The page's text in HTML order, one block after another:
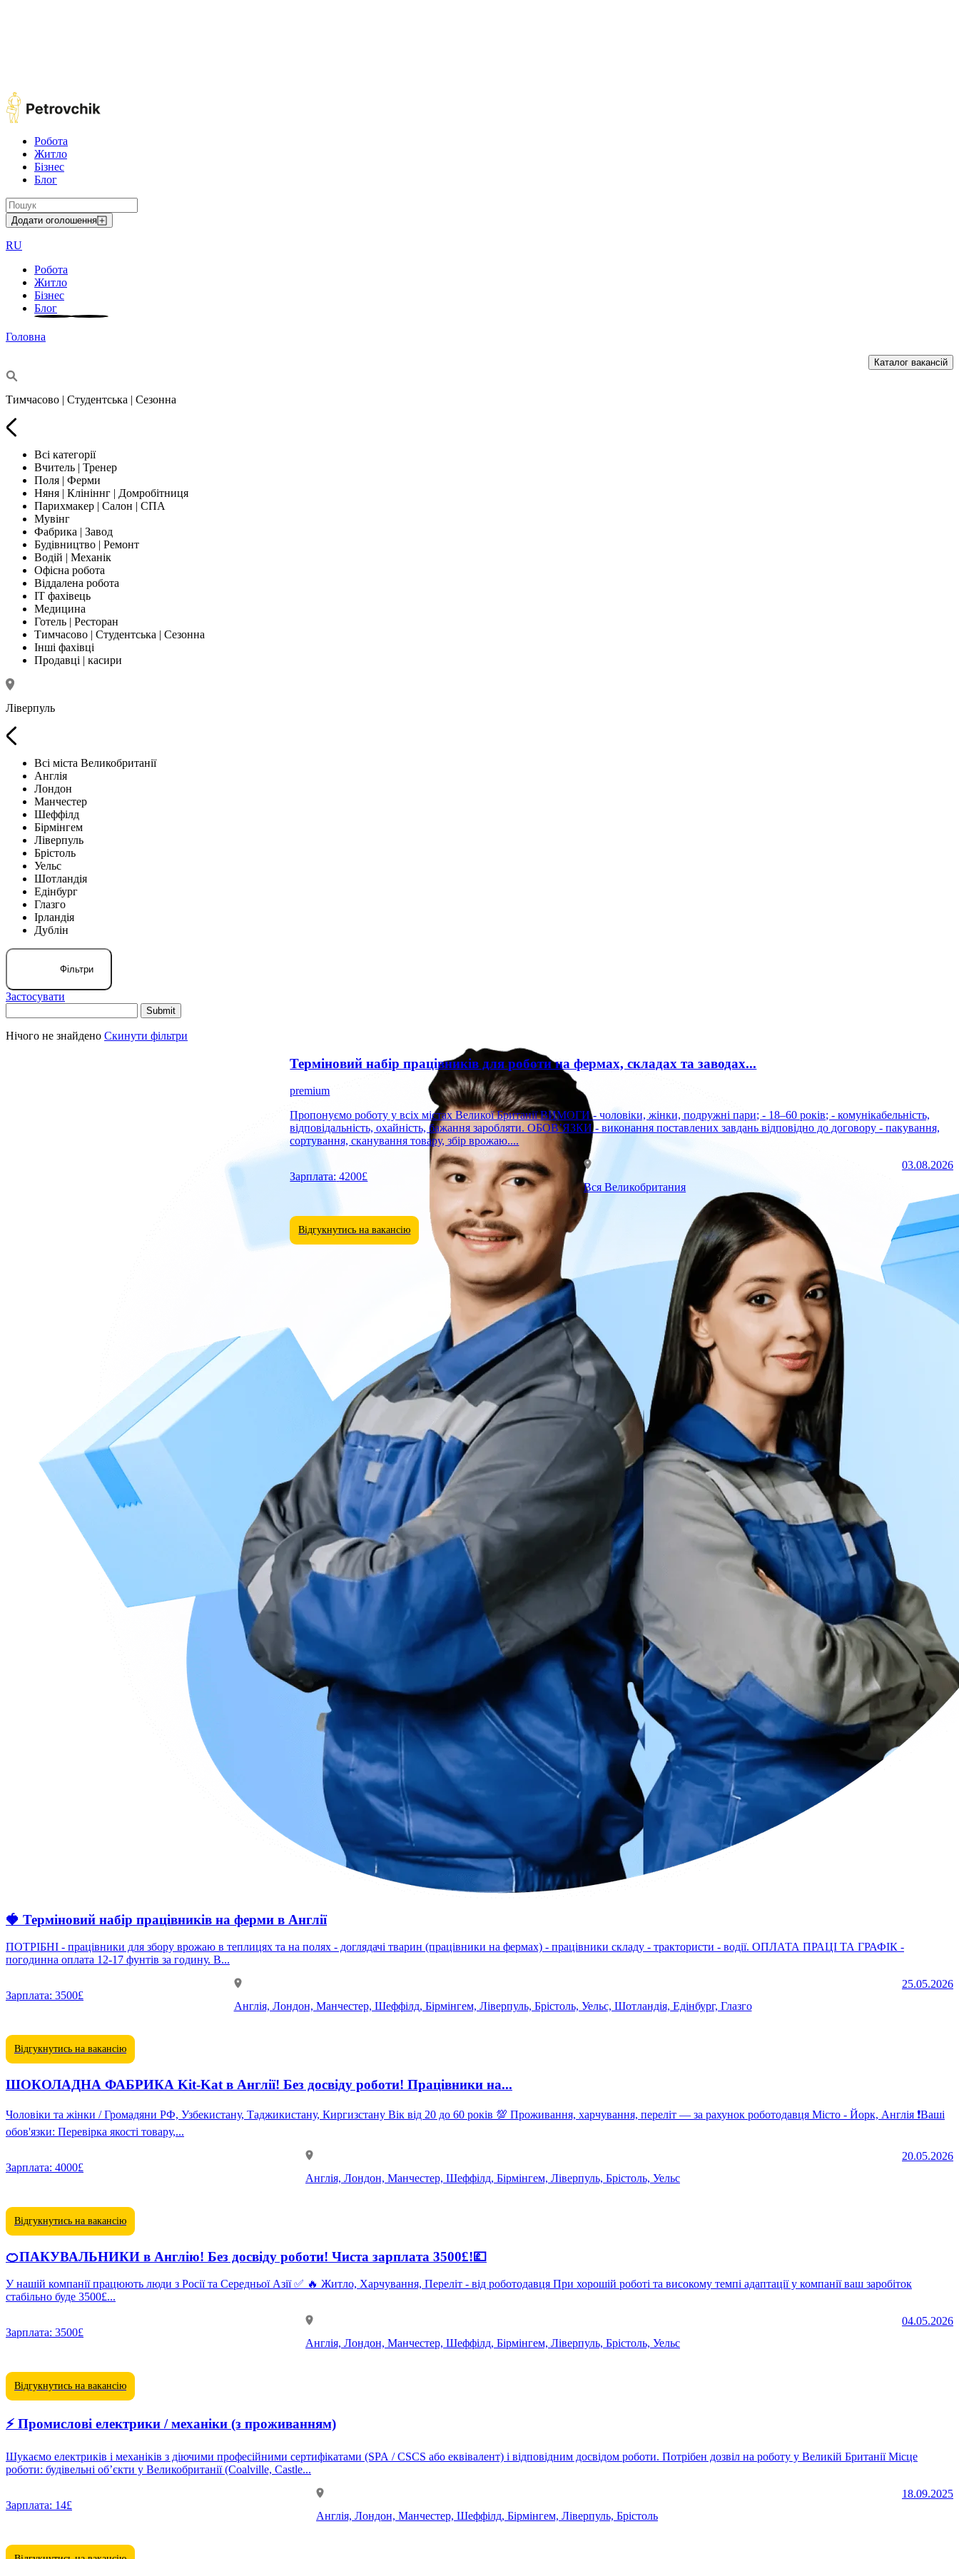
Робота
Житло
Бізнес
Блог
Додати оголошення
RU
Робота
Житло
Бізнес
Блог
Головна
Каталог вакансій
Тимчасово | Студентська | Сезонна
Всі категорії
Вчитель | Тренер
Поля | Ферми
Няня | Клініннг | Домробітниця
Парихмакер | Салон | СПА
Мувінг
Фабрика | Завод
Будівництво | Ремонт
Водій | Механік
Офісна робота
Віддалена робота
IT фахівець
Медицина
Готель | Ресторан
Тимчасово | Студентська | Сезонна
Інші фахівці
Продавці | касири
Ліверпуль
Всі міста Великобританії
Англія
Лондон
Манчестер
Шеффілд
Бірмінгем
Ліверпуль
Брістоль
Уельс
Шотландія
Едінбург
Глазго
Ірландія
Дублін
Фільтри
Застосувати
Нічого не знайдено Скинути фільтри
Терміновий набір працівників для роботи на фермах, складах та заводах...
premium
Пропонуємо роботу у всіх містах Великої Британії ВИМОГИ - чоловіки, жінки, подружні пари; - 18–60 років; - комунікабельність,
відповідальність, охайність, бажання заробляти. ОБОВ’ЯЗКИ - виконання поставлених завдань відповідно до договору - пакування,
сортування, сканування товару, збір врожаю....
Зарплата: 4200£
Вся Великобритания
03.08.2026
Відгукнутись на вакансію
🍓 Терміновий набір працівників на ферми в Англії
ПОТРІБНІ - працівники для збору врожаю в теплицях та на полях - доглядачі тварин (працівники на фермах) - працівники складу - трактористи - водії. ОПЛАТА ПРАЦІ ТА ГРАФІК -
погодинна оплата 12-17 фунтів за годину. В...
Зарплата: 3500£
Англія, Лондон, Манчестер, Шеффілд, Бірмінгем, Ліверпуль, Брістоль, Уельс, Шотландія, Едінбург, Глазго
25.05.2026
Відгукнутись на вакансію
ШОКОЛАДНА ФАБРИКА Kit-Kat в Англії! Без досвіду роботи! Працівники на...
Чоловіки та жінки / Громадяни РФ, Узбекистану, Таджикистану, Киргизстану Вік від 20 до 60 років 💯 Проживання, харчування, переліт — за рахунок роботодавця Місто - Йорк, Англія ❗️Ваші
обов'язки: Перевірка якості товару,...
Зарплата: 4000£
Англія, Лондон, Манчестер, Шеффілд, Бірмінгем, Ліверпуль, Брістоль, Уельс
20.05.2026
Відгукнутись на вакансію
🍊ПАКУВАЛЬНИКИ в Англію! Без досвіду роботи! Чиста зарплата 3500£!💷
У нашій компанії працюють люди з Росії та Середньої Азії ✅ 🔥 Житло, Харчування, Переліт - від роботодавця При хорошій роботі та високому темпі адаптації у компанії ваш заробіток
стабільно буде 3500£...
Зарплата: 3500£
Англія, Лондон, Манчестер, Шеффілд, Бірмінгем, Ліверпуль, Брістоль, Уельс
04.05.2026
Відгукнутись на вакансію
⚡️ Промислові електрики / механіки (з проживанням)
Шукаємо електриків і механіків з діючими професійними сертифікатами (SPA / CSCS або еквівалент) і відповідним досвідом роботи. Потрібен дозвіл на роботу у Великій Британії Місце
роботи: будівельні об’єкти у Великобританії (Coalville, Castle...
Зарплата: 14£
Англія, Лондон, Манчестер, Шеффілд, Бірмінгем, Ліверпуль, Брістоль
18.09.2025